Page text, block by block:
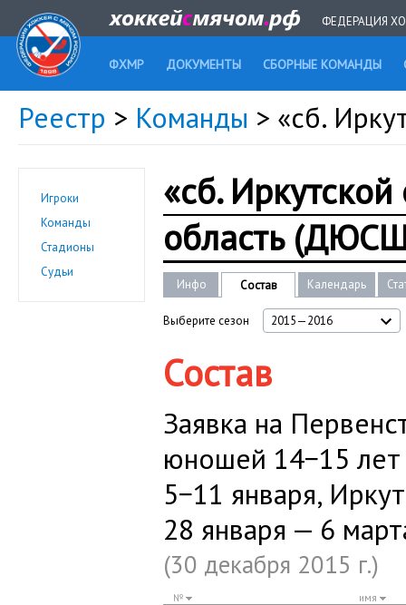
ФЕДЕРАЦИЯ
ФХМР ДОКУМЕНТЫ СБОРНЫЕ КОМАНДЫ
Реестр > Команды > «сб.
Игроки
Команды
Стадионы
Судьи
«сб.
область
Инфо Состав Календарь
Выберите сезон 2015—2016
Состав
Заявка на
юношей 14−15 лет
5−11 января,
28 января — 6
(30 декабря 2015 г.)
№ имя